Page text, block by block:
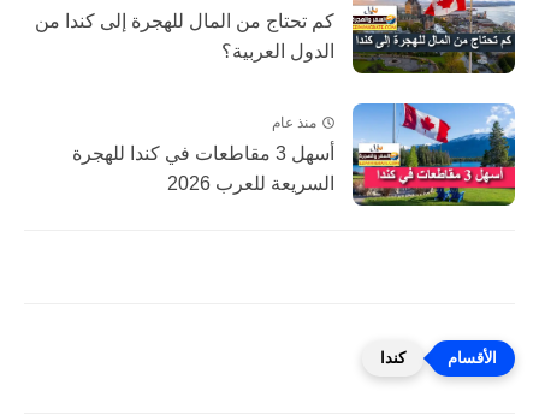
كم تحتاج من المال للهجرة إلى كندا من
الدول العربية؟
منذ عام
أسهل 3 مقاطعات في كندا للهجرة
السريعة للعرب 2026
كندا